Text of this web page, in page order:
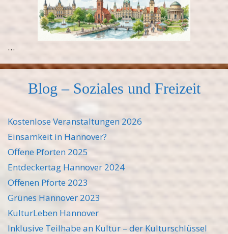
…
Blog – Soziales und Freizeit
Kostenlose Veranstaltungen 2026
Einsamkeit in Hannover?
Offene Pforten 2025
Entdeckertag Hannover 2024
Offenen Pforte 2023
Grünes Hannover 2023
KulturLeben Hannover
Inklusive Teilhabe an Kultur – der Kulturschlüssel